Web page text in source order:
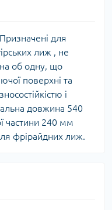
для
лиж , не
об одну, що
поверхні та
і
довжина 540
частини 240 мм
фрірайдних лиж.